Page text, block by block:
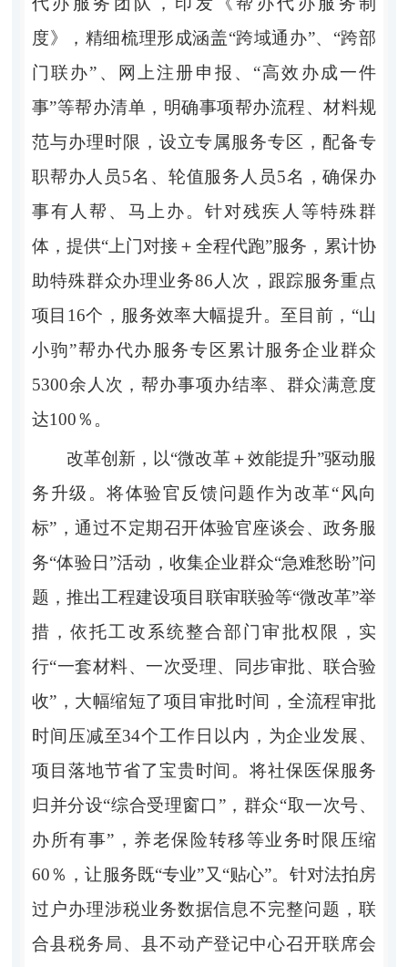
度》，精细梳理形成涵盖“跨域通办”、 “跨部
门联办” 、网上注册申报、 “高效办成一件
事”等帮办清单，明确事项帮办流程、材料规
范与办理时限，设立专属服务专区，配备专
职帮办人员5名、轮值服务人员5名，确保办
事有人帮、马上办。针对残疾人等特殊群
体，提供“ 上门对接＋ 全程代跑”服务，累计协
助特殊群众办理业务86 人次，跟踪服务重点
项目 16个，服务效率大幅提升。至目前， “山
小驹”帮办代办服务专区累计服务企业群众
5300余人次，帮办事项办结率、群众满意度
达100％ 。
改革创新，以“微改革＋效能提升”驱动服
务升级。将体验官反馈问题作为改革“风向
标” ，通过不定期召开体验官座谈会、政务服
务“体验日”活动，收集企业群众“急难愁盼”问
题，推出工程建设项目联审联验等“微改革”举
措 ，依托工改系统整合部门审批权限，实
行“一套材料、一次受理、同步审批、联合验
收” ，大幅缩短了项目审批时间，全流程审批
时间压减至34个工作日以内，为企业发展、
项目落地节省了宝贵时间。将社保医保服务
归并分设“综合受理窗口”，群众“取一次号、
办所有事” ，养老保险转移等业务时限压缩
60％ ，让服务既“专业”又 “贴心”。 针对法拍房
过户办理涉税业务数据信息不完整问题 ，联
合县税务局、县不动产登记中心召开联席会